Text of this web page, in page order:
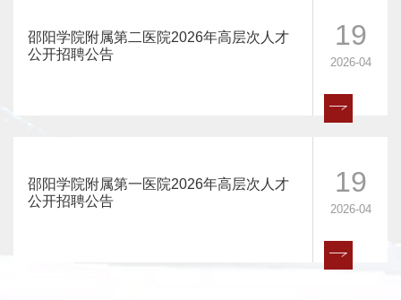
邵阳学院附属第二医院2026年高层次人才
公开招聘公告
19
2026-04
邵阳学院附属第一医院2026年高层次人才
公开招聘公告
19
2026-04
教师工作部（人事处） 教师工作部（人事处）是负
05
2007-12
劳资管理关键岗岗位职责 1、协助起草、修订和完善
05
2007-12